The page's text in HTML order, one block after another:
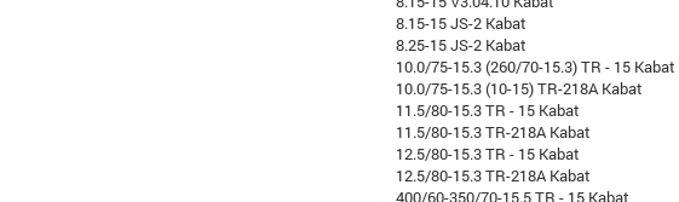
8.15-15 JS-2 Kabat
8.25-15 JS-2 Kabat
10.0/75-15.3 (260/70-15.3) TR - 15 Kabat
10.0/75-15.3 (10-15) TR-218A Kabat
11.5/80-15.3 TR - 15 Kabat
11.5/80-15.3 TR-218A Kabat
12.5/80-15.3 TR - 15 Kabat
12.5/80-15.3 TR-218A Kabat
400/60-350/70-15.5 TR - 15 Kabat